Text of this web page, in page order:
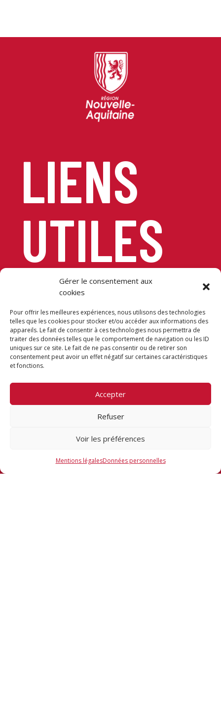
Gérer le consentement aux
cookies
Pour offrir les meilleures expériences, nous utilisons des technologies
telles que les cookies pour stocker et/ou accéder aux informations des
appareils. Le fait de consentir à ces technologies nous permettra de
traiter des données telles que le comportement de navigation ou les ID
uniques sur ce site. Le fait de ne pas consentir ou de retirer son
consentement peut avoir un effet négatif sur certaines caractéristiques
et fonctions.
Accepter
Refuser
Voir les préférences
Mentions légalesDonnées personnelles
LIENS
UTILES
Cap Métiers Nouvelle-Aquitaine
Portail entreprises Nouvelle-Aquitaine
Portail jeunesse Nouvelle-Aquitaine
Guide des aides de la Région
Talents d’ici
Fondation JAE
RETROUV